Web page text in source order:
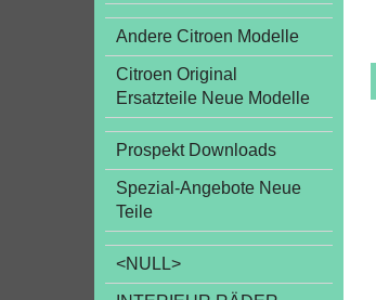
Andere Citroen Modelle
Citroen Original
Ersatzteile Neue Modelle
Prospekt Downloads
Spezial-Angebote Neue
Teile
<NULL>